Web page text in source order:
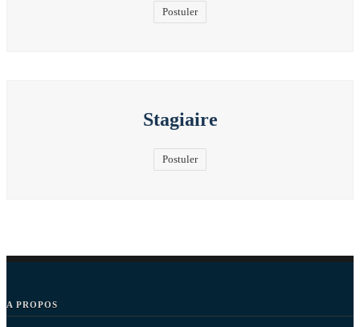
Postuler
Stagiaire
Postuler
A PROPOS